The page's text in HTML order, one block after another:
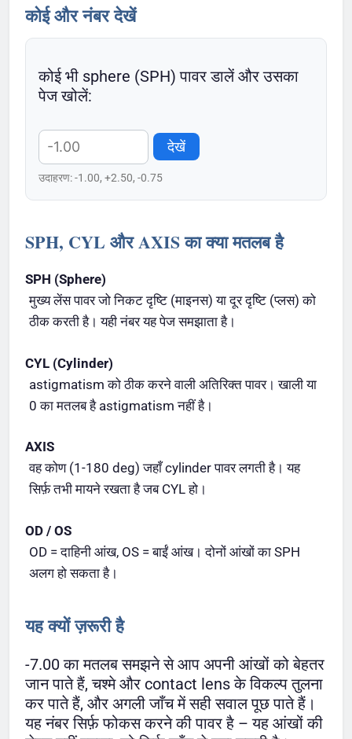
कोई और नंबर देखें
कोई भी sphere (SPH) पावर डालें और उसका
पेज खोलें:
देखें
उदाहरण: -1.00, +2.50, -0.75
SPH, CYL और AXIS का क्या मतलब है
SPH (Sphere)
मुख्य लेंस पावर जो निकट दृष्टि (माइनस) या दूर दृष्टि (प्लस) को
ठीक करती है। यही नंबर यह पेज समझाता है।
CYL (Cylinder)
astigmatism को ठीक करने वाली अतिरिक्त पावर। खाली या
0 का मतलब है astigmatism नहीं है।
AXIS
वह कोण (1-180 deg) जहाँ cylinder पावर लगती है। यह
सिर्फ़ तभी मायने रखता है जब CYL हो।
OD / OS
OD = दाहिनी आंख, OS = बाईं आंख। दोनों आंखों का SPH
अलग हो सकता है।
यह क्यों ज़रूरी है
-7.00 का मतलब समझने से आप अपनी आंखों को बेहतर
जान पाते हैं, चश्मे और contact lens के विकल्प तुलना
कर पाते हैं, और अगली जाँच में सही सवाल पूछ पाते हैं।
यह नंबर सिर्फ़ फोकस करने की पावर है – यह आंखों की